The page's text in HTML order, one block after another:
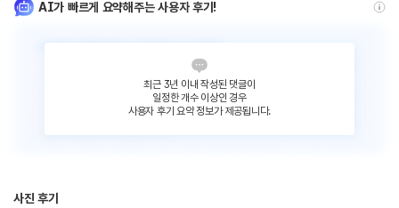
AI가 빠르게 요약해주는 사용자 후기!
최근 3년 이내 작성된 댓글이
일정한 개수 이상인 경우
사용자 후기 요약 정보가 제공됩니다.
사진 후기